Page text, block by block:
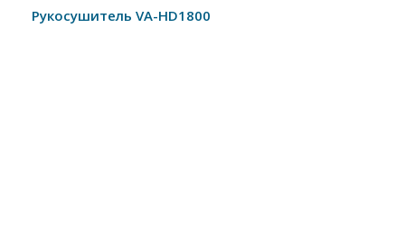
Рукосушитель VA-HD1800